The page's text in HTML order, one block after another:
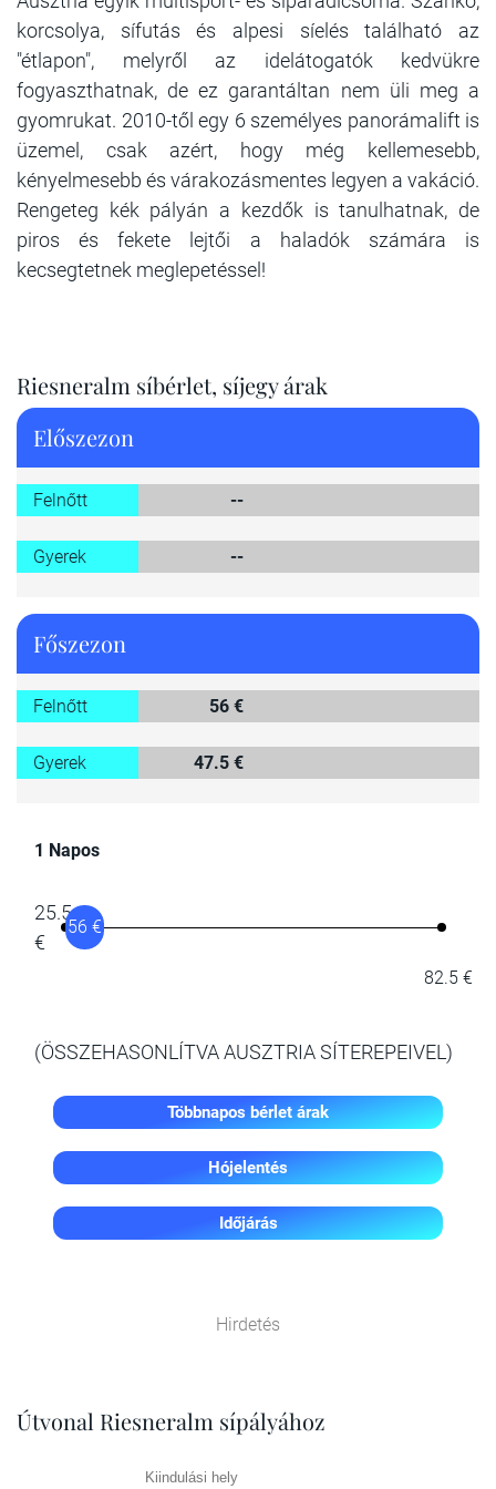
korcsolya, sífutás és alpesi síelés található az
"étlapon", melyről az idelátogatók kedvükre
fogyaszthatnak, de ez garantáltan nem üli meg a
gyomrukat. 2010-től egy 6 személyes panorámalift is
üzemel, csak azért, hogy még kellemesebb,
kényelmesebb és várakozásmentes legyen a vakáció.
Rengeteg kék pályán a kezdők is tanulhatnak, de
piros és fekete lejtői a haladók számára is
kecsegtetnek meglepetéssel!
Riesneralm síbérlet, síjegy árak
Előszezon
Felnőtt --
Gyerek --
Főszezon
Felnőtt 56 €
Gyerek 47.5 €
1 Napos
25.5
€
56 €
82.5 €
(ÖSSZEHASONLÍTVA AUSZTRIA SÍTEREPEIVEL)
Többnapos bérlet árak
Hójelentés
Időjárás
Hirdetés
Útvonal Riesneralm sípályához